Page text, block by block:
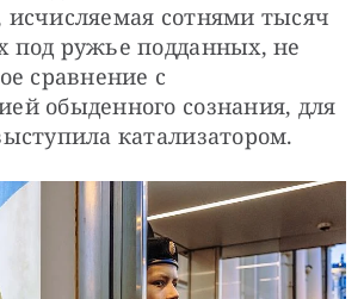
исчисляемая сотнями тысяч
под ружье подданных, не
сравнение с
обыденного сознания, для
катализатором.